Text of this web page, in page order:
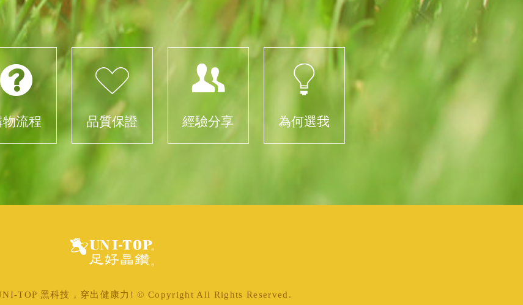
物流程 品質保證 經驗分享 為何選我
TOP 黑科技，穿出健康力! © Copyright All Rights Reserved.